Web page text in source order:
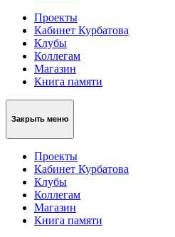
Проекты
Кабинет Курбатова
Клубы
Коллегам
Магазин
Книга памяти
Закрыть меню
Проекты
Кабинет Курбатова
Клубы
Коллегам
Магазин
Книга памяти